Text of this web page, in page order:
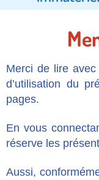
Merci de lire
d’utilisation du
pages.
En vous
réserve les
Aussi,